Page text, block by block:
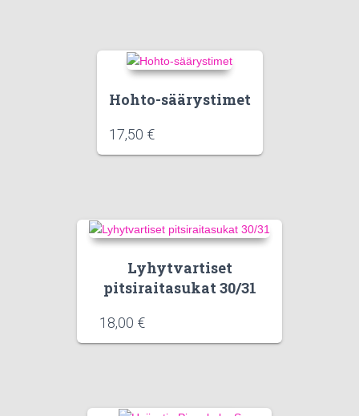
Hohto-säärystimet
17,50 €
Lyhytvartiset
pitsiraitasukat 30/31
18,00 €